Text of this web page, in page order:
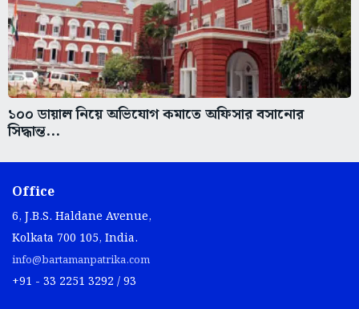
১০০ ডায়াল নিয়ে অভিযোগ কমাতে অফিসার বসানোর
সিদ্ধান্ত...
Office
6, J.B.S. Haldane Avenue,
Kolkata 700 105, India.
info@bartamanpatrika.com
+91 - 33 2251 3292 / 93